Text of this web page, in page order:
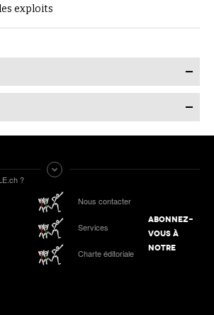
exploits
aux Mondiaux indoor 2025 à Nanjing :
liens de notre suivi spécial
à l’Euro indoor 2025 à Apeldoorn
| Le Podcast d’ATHLE.ch | Jour 9 :
6e de sa 1ère finale mondiale en plein air
n°4 : Grand Slam Track, grande
à Kingston
?
Nous contacter
Services
Charte éditoriale
ABONNEZ-
VOUS À
NOTRE